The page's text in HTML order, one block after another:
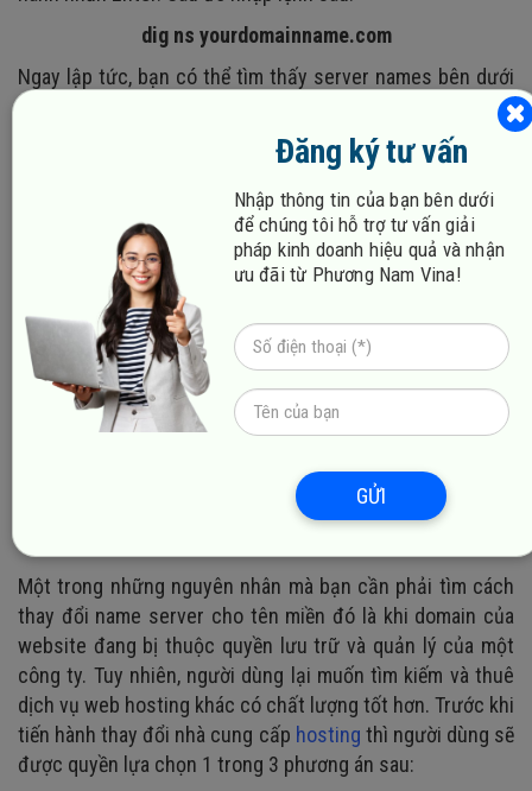
dig ns yourdomainname.com
Ngay lập tức, bạn có thể tìm thấy server names bên dưới
Phần Answer.
Lý do cần thay đổi name server cho tên
miền
Một trong những nguyên nhân mà bạn cần phải tìm cách
thay đổi name server cho tên miền đó là khi domain của
website đang bị thuộc quyền lưu trữ và quản lý của một
công ty. Tuy nhiên, người dùng lại muốn tìm kiếm và thuê
dịch vụ web hosting khác có chất lượng tốt hơn. Trước khi
tiến hành thay đổi nhà cung cấp hosting thì người dùng sẽ
được quyền lựa chọn 1 trong 3 phương án sau:
Đăng ký tư vấn
Nhập thông tin của bạn bên dưới
để chúng tôi hỗ trợ tư vấn giải
pháp kinh doanh hiệu quả và nhận
ưu đãi từ Phương Nam Vina!
GỬI